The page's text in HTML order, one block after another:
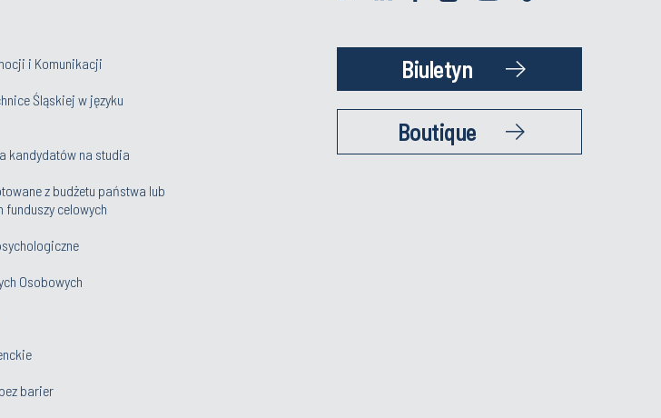
i Komunikacji
Śląskiej w języku
kandydatów na studia
z budżetu państwa lub
funduszy celowych
Osobowych
barier
Biuletyn
Boutique